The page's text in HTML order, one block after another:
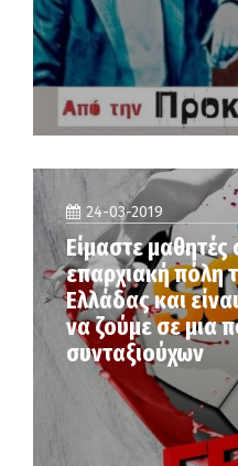
24-03-2019
Είμαστε μαθητές
επαρχιακή πόλη
Ελλάδας και
να ζούμε σε μια
συνταξιούχων